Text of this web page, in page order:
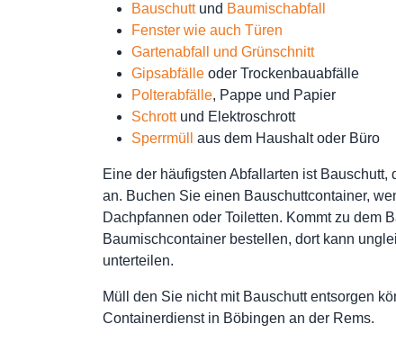
Bauschuttund Baumischabfall
Fenster wie auch Türen
Gartenabfall und Grünschnitt
Gipsabfälle oder Trockenbauabfälle
Polterabfälle, Pappe und Papier
Schrottund Elektroschrott
Sperrmüll
aus dem Haushalt oder Büro
Eine der häufigsten Abfallarten ist
an. Buchen Sie einen Bauschuttcontainer,
Dachpfannen oder Toiletten. Kommt zu dem
Baumischcontainer bestellen, dort kann
unterteilen.
Müll den Sie nicht mit Bauschutt entsorgen
Containerdienst in Böbingen an der Rems.